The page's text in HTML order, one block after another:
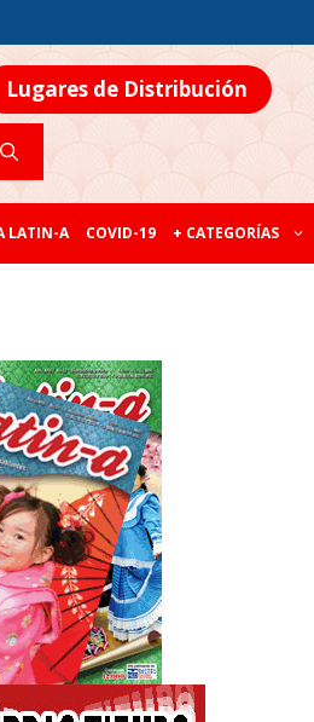
Lugares de Distribución
LATIN-A COVID-19 + CATEGORÍAS